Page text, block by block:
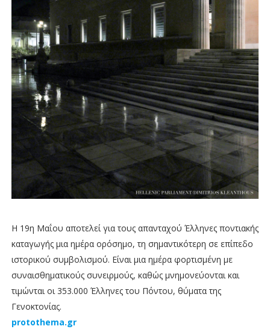
Η 19η Μαΐου αποτελεί για τους απανταχού Έλληνες ποντιακής
καταγωγής μια ημέρα ορόσημο, τη σημαντικότερη σε επίπεδο
ιστορικού συμβολισμού. Είναι μια ημέρα φορτισμένη με
συναισθηματικούς συνειρμούς, καθώς μνημονεύονται και
τιμώνται οι 353.000 Έλληνες του Πόντου, θύματα της
Γενοκτονίας.
protothema.gr